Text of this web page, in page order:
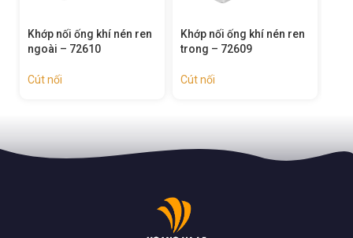
Khớp nối ống khí nén ren
trong – 72609
Cút nối
Đầu nối khí nén ren ngoài
– 72608
Cút nối